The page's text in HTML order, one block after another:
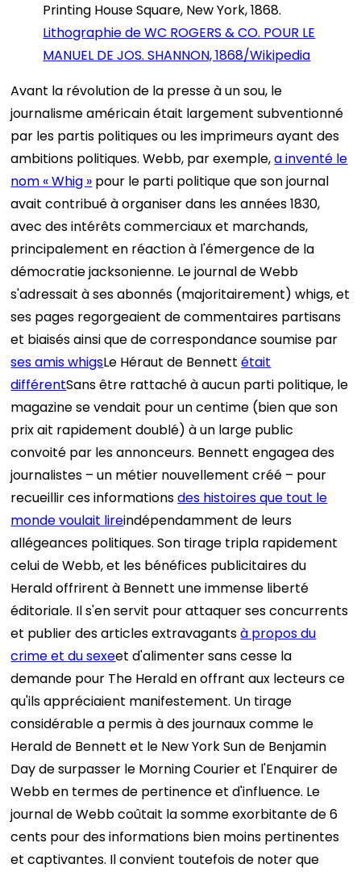
Printing House Square, New York, 1868.
Lithographie de WC ROGERS & CO. POUR LE
MANUEL DE JOS. SHANNON, 1868/Wikipedia
Avant la révolution de la presse à un sou, le
journalisme américain était largement subventionné
par les partis politiques ou les imprimeurs ayant des
ambitions politiques. Webb, par exemple,a inventé le
nom « Whig » pour le parti politique que son journal
avait contribué à organiser dans les années 1830,
avec des intérêts commerciaux et marchands,
principalement en réaction à l'émergence de la
démocratie jacksonienne. Le journal de Webb
s'adressait à ses abonnés (majoritairement) whigs, et
ses pages regorgeaient de commentaires partisans
et biaisés ainsi que de correspondance soumise par
ses amis whigsLe Héraut de Bennettétait
différentSans être rattaché à aucun parti politique, le
magazine se vendait pour un centime (bien que son
prix ait rapidement doublé) à un large public
convoité par les annonceurs. Bennett engagea des
journalistes – un métier nouvellement créé – pour
recueillir ces informationsdes histoires que tout le
monde voulait lireindépendamment de leurs
allégeances politiques. Son tirage tripla rapidement
celui de Webb, et les bénéfices publicitaires du
Herald offrirent à Bennett une immense liberté
éditoriale. Il s'en servit pour attaquer ses concurrents
et publier des articles extravagantsà propos du
crime et du sexeet d'alimenter sans cesse la
demande pour The Herald en offrant aux lecteurs ce
qu'ils appréciaient manifestement. Un tirage
considérable a permis à des journaux comme le
Herald de Bennett et le New York Sun de Benjamin
Day de surpasser le Morning Courier et l'Enquirer de
Webb en termes de pertinence et d'influence. Le
journal de Webb coûtait la somme exorbitante de 6
cents pour des informations bien moins pertinentes
et captivantes. Il convient toutefois de noter que